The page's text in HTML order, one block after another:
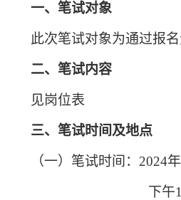
一、笔试对象
此次笔试对象为通过报
二、笔试内容
见岗位表
三、笔试时间及地点
（一）笔试时间： 2024年
下午